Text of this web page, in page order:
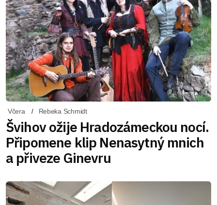
Včera Rebeka Schmidt
Švihov ožije Hradozámeckou nocí.
Připomene klip Nenasytný mnich
a přiveze Ginevru